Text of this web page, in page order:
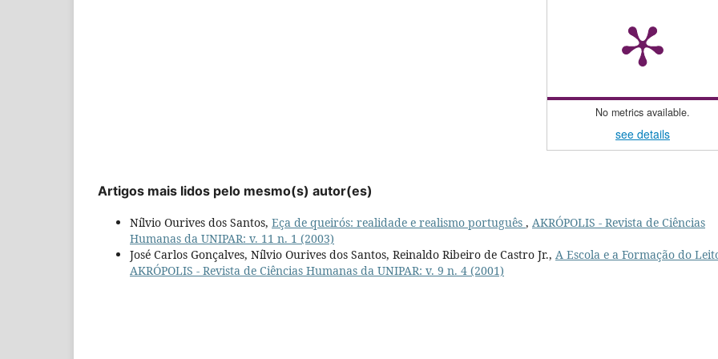
No metrics available.
see details
Artigos mais lidos pelo mesmo(s) autor(es)
Nílvio Ourives dos Santos, Eça de queirós: realidade e realismo português , AKRÓPOLIS - Revista de Ciências
Humanas da UNIPAR: v. 11 n. 1 (2003)
José Carlos Gonçalves, Nílvio Ourives dos Santos, Reinaldo Ribeiro de Castro Jr., A Escola e a Formação do
AKRÓPOLIS - Revista de Ciências Humanas da UNIPAR: v. 9 n. 4 (2001)